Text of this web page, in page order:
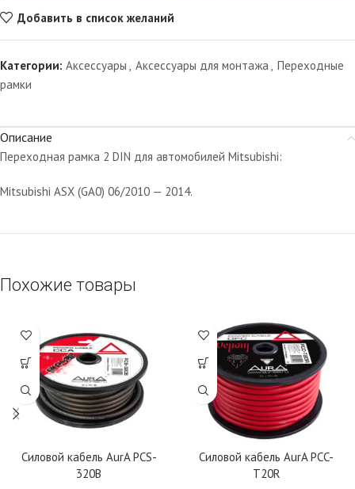
Добавить в список желаний
Категории: Аксессуары , Аксессуары для монтажа , Переходные
рамки
Описание
Переходная рамка 2 DIN для автомобилей Mitsubishi:
Mitsubishi ASX (GA0) 06/2010 — 2014.
Похожие товары
Силовой кабель AurA PCS-
320B
Силовой кабель AurA PCC-
T20R